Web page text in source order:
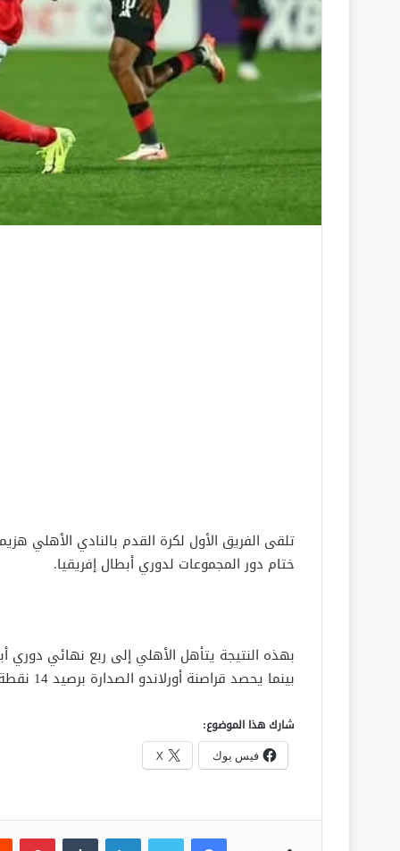
ختام دور المجموعات لدوري أبطال إفريقيا.
بينما يحصد قراصنة أورلاندو الصدارة برصيد 14 نقطة.
شارك هذا الموضوع:
فيس بوك X
فيسبوك لينكدإن بينتيريست